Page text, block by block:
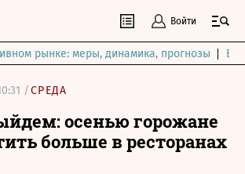
Войти
рынке: меры, динамика, прогнозы
/СРЕДА
осенью горожане
больше в ресторанах